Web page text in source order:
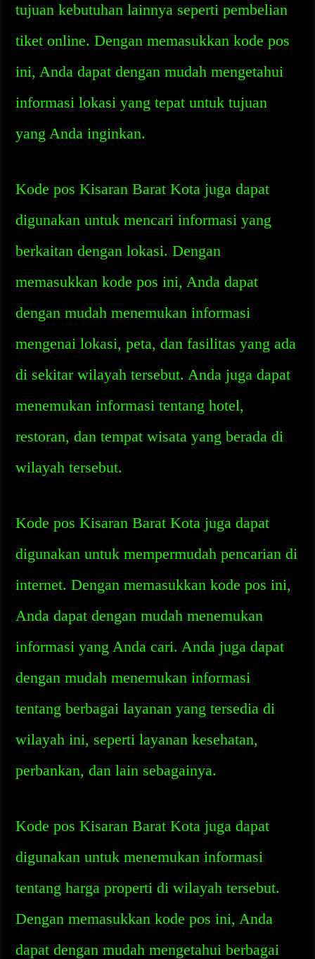
tujuan kebutuhan lainnya seperti pembelian
tiket online. Dengan memasukkan kode pos
ini, Anda dapat dengan mudah mengetahui
informasi lokasi yang tepat untuk tujuan
yang Anda inginkan.
Kode pos Kisaran Barat Kota juga dapat
digunakan untuk mencari informasi yang
berkaitan dengan lokasi. Dengan
memasukkan kode pos ini, Anda dapat
dengan mudah menemukan informasi
mengenai lokasi, peta, dan fasilitas yang ada
di sekitar wilayah tersebut. Anda juga dapat
menemukan informasi tentang hotel,
restoran, dan tempat wisata yang berada di
wilayah tersebut.
Kode pos Kisaran Barat Kota juga dapat
digunakan untuk mempermudah pencarian di
internet. Dengan memasukkan kode pos ini,
Anda dapat dengan mudah menemukan
informasi yang Anda cari. Anda juga dapat
dengan mudah menemukan informasi
tentang berbagai layanan yang tersedia di
wilayah ini, seperti layanan kesehatan,
perbankan, dan lain sebagainya.
Kode pos Kisaran Barat Kota juga dapat
digunakan untuk menemukan informasi
tentang harga properti di wilayah tersebut.
Dengan memasukkan kode pos ini, Anda
dapat dengan mudah mengetahui berbagai